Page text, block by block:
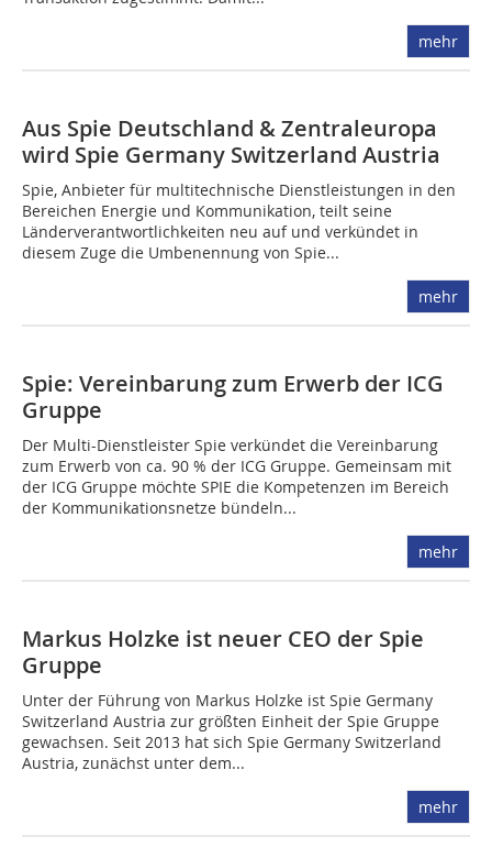
mehr
Aus Spie Deutschland & Zentraleuropa
wird Spie Germany Switzerland Austria
Spie, Anbieter für multitechnische Dienstleistungen in den
Bereichen Energie und Kommunikation, teilt seine
Länderverantwortlichkeiten neu auf und verkündet in
diesem Zuge die Umbenennung von Spie...
mehr
Spie: Vereinbarung zum Erwerb der ICG
Gruppe
Der Multi-Dienstleister Spie verkündet die Vereinbarung
zum Erwerb von ca. 90 % der ICG Gruppe. Gemeinsam mit
der ICG Gruppe möchte SPIE die Kompetenzen im Bereich
der Kommunikationsnetze bündeln...
mehr
Markus Holzke ist neuer CEO der Spie
Gruppe
Unter der Führung von Markus Holzke ist Spie Germany
Switzerland Austria zur größten Einheit der Spie Gruppe
gewachsen. Seit 2013 hat sich Spie Germany Switzerland
Austria, zunächst unter dem...
mehr